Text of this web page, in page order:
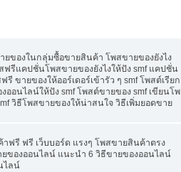
ของในกลุ่มซื้อขายสินค้า โพสขายของยังไง
รีแคปชั่นโพสขายของยังไงให้ปัง smf แคปชั่น
ขายของให้ออร์เดอร์เข้ารัว ๆ smf โพสต์เรียก
อนไลน์ให้ปัง smf โพสต์ขายของ smf เขียนโพ
วิธีโพสขายของให้น่าสนใจ วิธีเพิ่มยอดขาย
ฟรี ฟรี เว็บบอร์ด แรงๆ โพสขายสินค้าตรง
ของออนไลน์ แนะนำ 6 วิธีขายของออนไลน์
ไลน์